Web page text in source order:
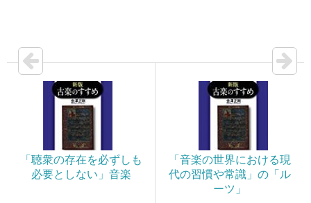
「聴衆の存在を必ずしも
必要としない」音楽
「音楽の世界における現
代の習慣や常識」の「ル
ーツ」